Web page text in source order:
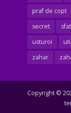
praf de copt
secret
sfat
usturoi
util
zahar
Copyright ©